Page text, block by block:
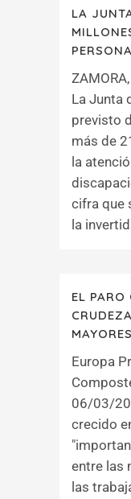
LA
La Junta
previsto
más de
la
cifra que
la
EL PARO
Europa
06/03/
crecido
entre las
las